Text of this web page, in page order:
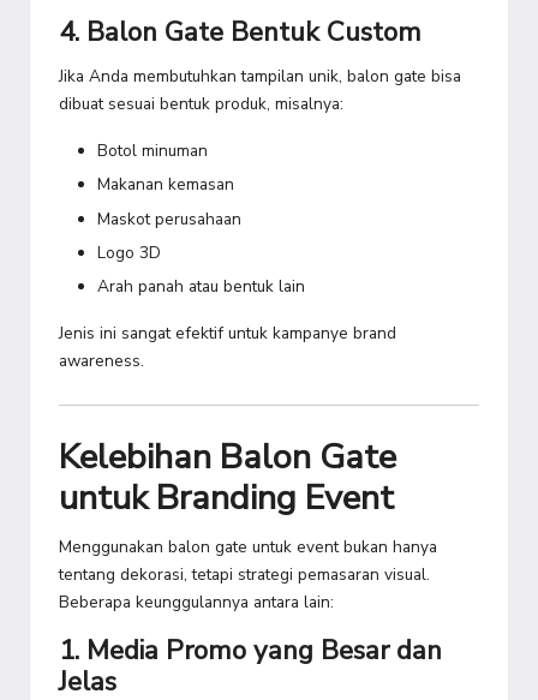
4. Balon Gate Bentuk Custom
Jika Anda membutuhkan tampilan unik, balon gate bisa
dibuat sesuai bentuk produk, misalnya:
Botol minuman
Makanan kemasan
Maskot perusahaan
Logo 3D
Arah panah atau bentuk lain
Jenis ini sangat efektif untuk kampanye brand
awareness.
Kelebihan Balon Gate
untuk Branding Event
Menggunakan balon gate untuk event bukan hanya
tentang dekorasi, tetapi strategi pemasaran visual.
Beberapa keunggulannya antara lain:
1. Media Promo yang Besar dan
Jelas